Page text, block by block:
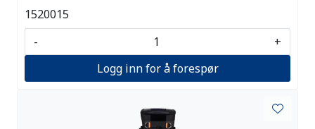
1520015
-
+
Logg inn for å forespør